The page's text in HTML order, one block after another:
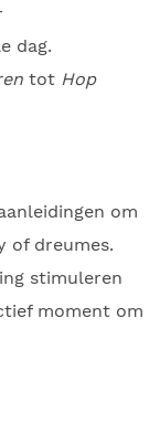
dag.
tot Hop
om
of dreumes.
stimuleren
moment om